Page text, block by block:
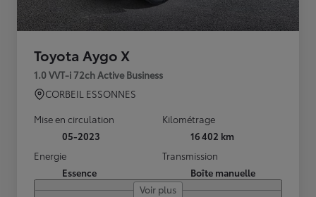
Toyota Aygo X
1.0 VVT-i 72ch Active Business
CORBEIL ESSONNES
Mise en circulation
05-2023
Kilométrage
16 402 km
Energie
Essence
Transmission
Boîte manuelle
Voir plus